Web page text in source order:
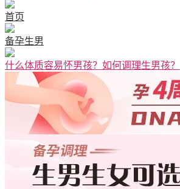
首页
备孕生男
什么体质容易怀男孩？如何调理生男孩？